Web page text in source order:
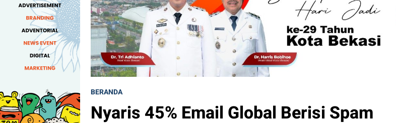
BERANDA
Nyaris 45% Email Global Berisi Spam